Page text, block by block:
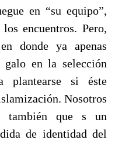
en “su equipo”,
encuentros. Pero,
donde ya apenas
galo en la selección
plantearse si éste
Nosotros
también que s un
de identidad del